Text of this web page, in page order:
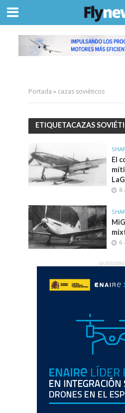
Portada » cazas soviéticos
ETIQUETACAZAS
El
8
6